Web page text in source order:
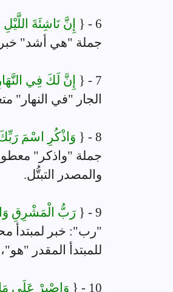
6 - { إِنَّ نَاشِئَةَ
جملة "هي أشد" خبر
7 - { إِنَّ لَكَ فِي
الجار "في النهار"
8 - { وَاذْكُرِ اسْمَ رَبِّكَ
والمصدر التبتُّل.
9 - { رَبُّ الْمَشْرِقِ
"رب": خبر لمبتدأ
للمبتدأ المقدر
10 - { وَاصْبِرْ عَلَى